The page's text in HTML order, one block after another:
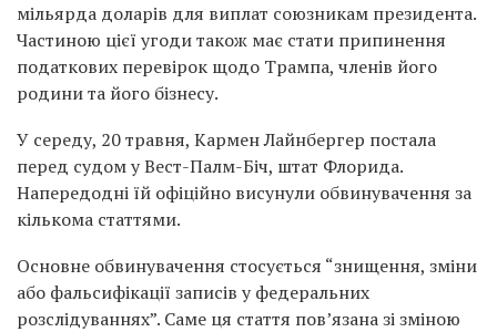
мільярда доларів для виплат союзникам президента.
Частиною цієї угоди також має стати припинення
податкових перевірок щодо Трампа, членів його
родини та його бізнесу.
У середу, 20 травня, Кармен Лайнбергер постала
перед судом у Вест-Палм-Біч, штат Флорида.
Напередодні їй офіційно висунули обвинувачення за
кількома статтями.
Основне обвинувачення стосується “знищення, зміни
або фальсифікації записів у федеральних
розслідуваннях”. Саме ця стаття пов’язана зі зміною